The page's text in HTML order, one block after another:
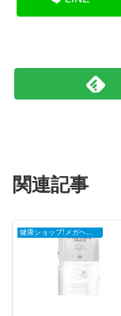
関連記事
健康ショップ!メガヘルス